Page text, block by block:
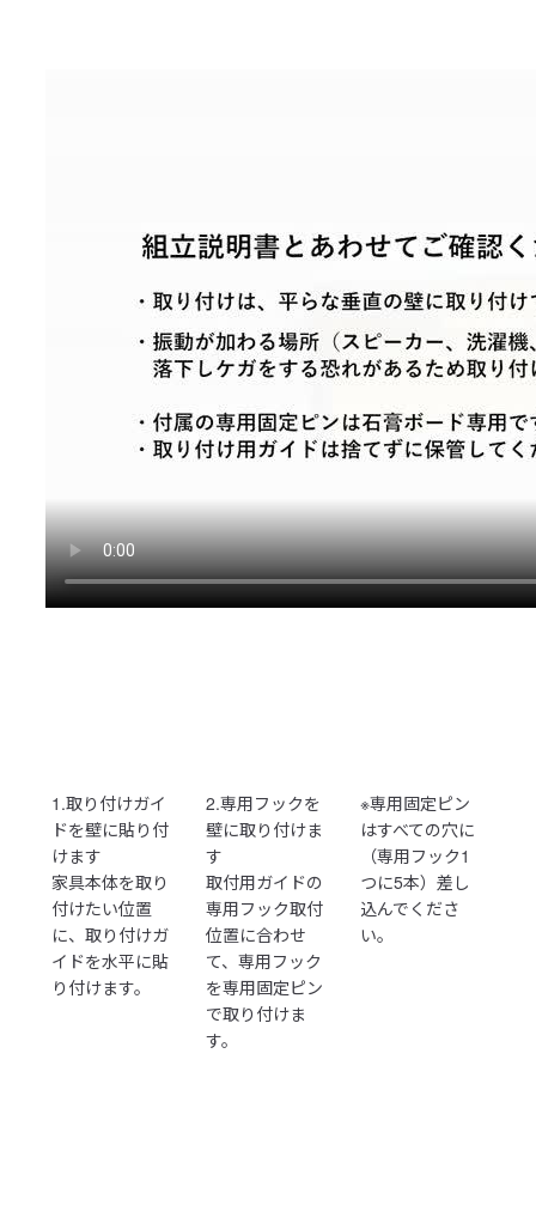
1.取り付けガイ
ドを壁に貼り付
けます
家具本体を取り
付けたい位置
に、取り付けガ
イドを水平に貼
り付けます。
2.専用フックを
壁に取り付けま
す
取付用ガイドの
専用フック取付
位置に合わせ
て、専用フック
を専用固定ピン
で取り付けま
す。
※専用固定ピン
はすべての穴に
（専用フック1
つに5本）差し
込んでくださ
い。